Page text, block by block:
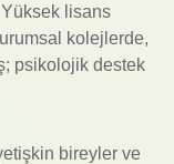
Yüksek lisans
kolejlerde,
psikolojik destek
bireyler ve